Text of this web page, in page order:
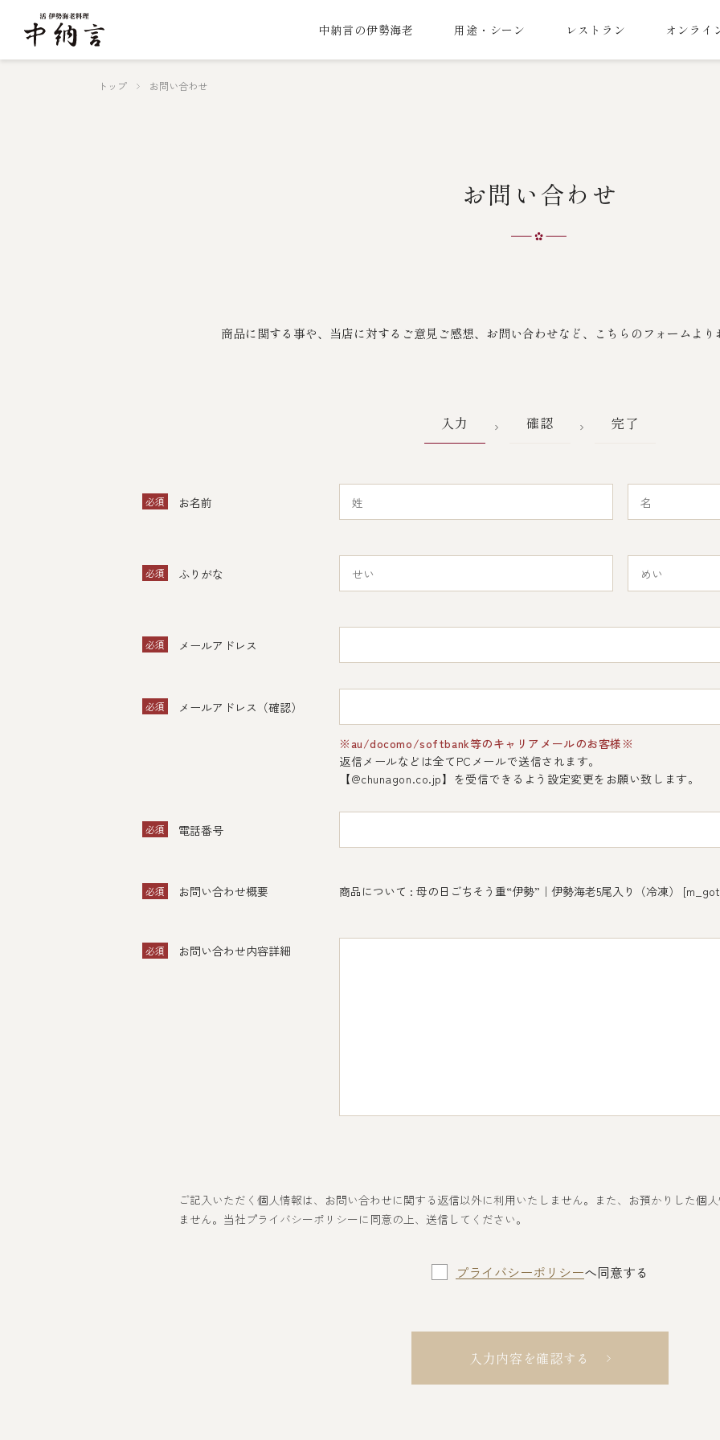
中納言の伊勢海老 用途・シーン レストラン オンライ
トップ お問い合わせ
お問い合わせ
商品に関する事や、当店に対するご意見ご感想、お問い合わせなど、こちらのフォームより
入力 確認 完了
必須 お名前
必須 ふりがな
必須 メールアドレス
必須 メールアドレス（確認）
※au/docomo/softbank等のキャリアメールのお客様※
返信メールなどは全てPCメールで送信されます。
【@chunagon.co.jp】を受信できるよう設定変更をお願い致します。
必須 電話番号
必須 お問い合わせ概要 商品について : 母の日ごちそう重“伊勢”｜伊勢海老5尾入り（冷凍）
必須 お問い合わせ内容詳細
ご記入いただく個人情報は、お問い合わせに関する返信以外に利用いたしません。また、お預かりした個
ません。当社プライバシーポリシーに同意の上、送信してください。
プライバシーポリシーへ同意する
入力内容を確認する